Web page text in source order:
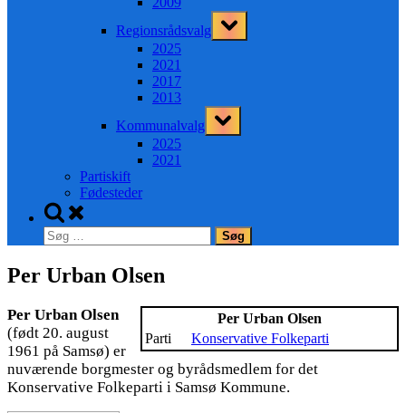
Regionsrådsvalg
Toggle
sub-
2025
2021
2017
2013
Kommunalvalg
Toggle
sub-
2025
2021
Partiskift
Fødesteder
Toggle
search
form
Søg
efter:
Per Urban Olsen
Per Urban Olsen
Parti
Konservative Folkeparti
Per Urban Olsen
(født 20. august
1961 på Samsø) er
nuværende borgmester og byrådsmedlem for det
Konservative Folkeparti i Samsø Kommune.